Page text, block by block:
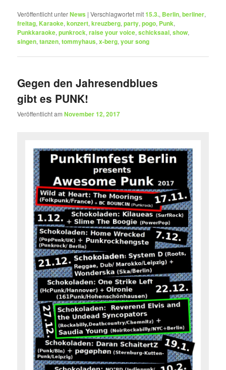
Veröffentlicht unterNews |Verschlagwortet mit15.3., Berlin,berliner,
freitag, Karaoke,konzert,kreuzberg,party,pogo, Punk,
Punkkaraoke,punkrock,raise your voice,schicksaal,show,
singen,tanzen,tommyhaus,x-berg,your song
Gegen den Jahresendblues
gibt es PUNK!
Veröffentlicht amNovember 12, 2017